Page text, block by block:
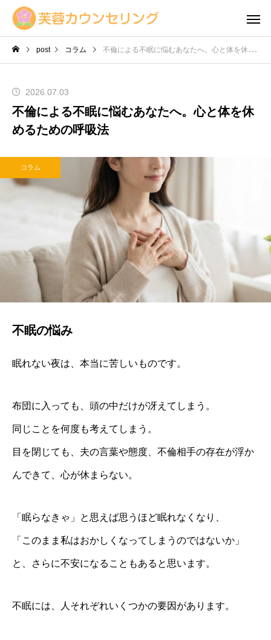
post コラム 不倫による不眠に悩むあなたへ。心と体を休めるための呼吸法
2026.07.03
不倫による不眠に悩むあなたへ。心と体を休
めるための呼吸法
コラム
不眠の悩み
眠れない夜は、本当に苦しいものです。
布団に入っても、頭の中だけが冴えてしまう。
同じことを何度も考えてしまう。
目を閉じても、夫の言葉や態度、不倫相手の存在が浮か
んできて、心が休まらない。
「眠らなきゃ」と思えば思うほど眠れなくなり、
「このまま私はおかしくなってしまうのではないか」
と、さらに不安になることもあると思います。
不眠には、人それぞれいくつかの要因があります。